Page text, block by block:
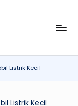
Listrik Kecil